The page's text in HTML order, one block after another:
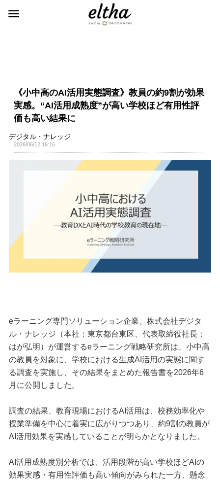
《小中高のAI活用実態調査》教員の約9割が効果
実感。“AI活用成熟度”が高い学校ほど有用性評
価も高い結果に
デジタル・ナレッジ
2026/06/12 16:16
eラーニング専門ソリューション企業、株式会社デジタ
ル・ナレッジ（本社：東京都台東区、代表取締役社長：
はが弘明）が運営するeラーニング戦略研究所は、小中高
の教員を対象に、学校における生成AI活用の実態に関す
る調査を実施し、その結果をまとめた報告書を2026年6
月に公開しました。
調査の結果、教育現場におけるAI活用は、校務効率化や
授業準備を中心に着実に広がりつつあり、約9割の教員が
AI活用効果を実感していることが明らかとなりました。
AI活用成熟度別分析では、活用段階が高い学校ほどAIの
効果実感・有用性評価も高い傾向がみられた一方、懸念